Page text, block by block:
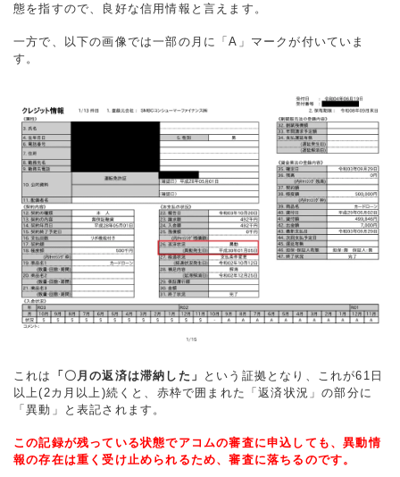
態を指すので、良好な信用情報と言えます。
一方で、以下の画像では一部の月に「A」マークが付いていま
す。
これは 「〇月の返済は滞納した」
という証拠となり、これが61日
以上(2カ月以上)続くと、赤枠で囲まれた「返済状況」の部分に
「異動」と表記されます。
この記録が残っている状態でアコムの審査に申込しても、異動情
報の存在は重く受け止められるため、審査に落ちるのです。